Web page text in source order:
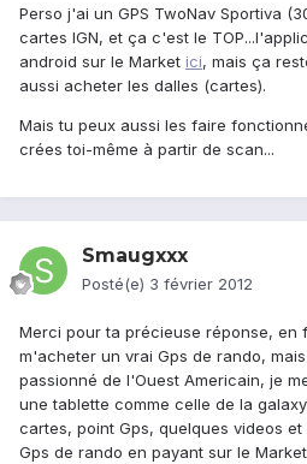
Perso j'ai un GPS TwoNav Sportiva
cartes IGN, et ça c'est le
android sur le Market ici, mais ça
aussi acheter les dalles (cartes).
Mais tu peux aussi les faire
crées toi-même à partir de scan...
Smaugxxx
Posté(e) 3 février 2012
Merci pour ta précieuse réponse, en
m'acheter un vrai Gps de rando,
passionné de l'Ouest Americain, je
une tablette comme celle de la
cartes, point Gps, quelques videos
Gps de rando en payant sur le